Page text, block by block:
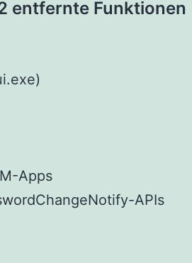
entfernte Funktionen
Apps
APIs